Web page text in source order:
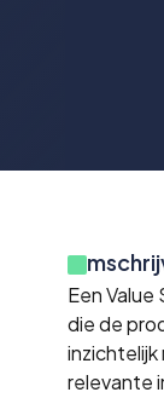
Een
die de
inzichtelijk
relevante